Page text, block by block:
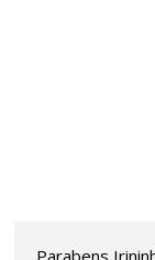
Parabens